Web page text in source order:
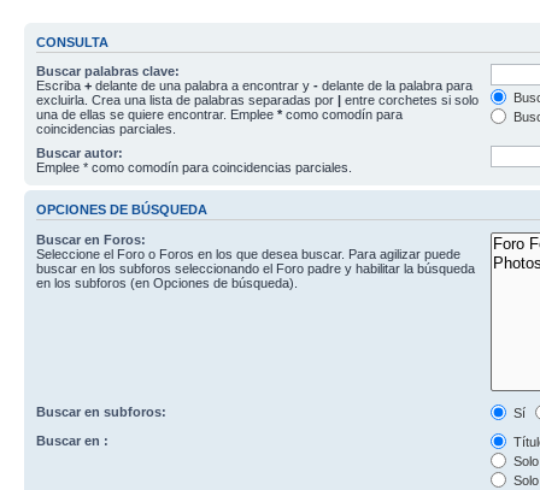
CONSULTA
Buscar palabras clave:
Escriba + delante de una palabra a encontrar y - delante de la palabra para
excluirla. Crea una lista de palabras separadas por | entre corchetes si solo
una de ellas se quiere encontrar. Emplee * como comodín para
coincidencias parciales.
Buscar autor:
Emplee * como comodín para coincidencias parciales.
OPCIONES DE BÚSQUEDA
Buscar en Foros:
Seleccione el Foro o Foros en los que desea buscar. Para agilizar puede
buscar en los subforos seleccionando el Foro padre y habilitar la búsqueda
en los subforos (en Opciones de búsqueda).
Buscar en subforos:
Sí
Buscar en :